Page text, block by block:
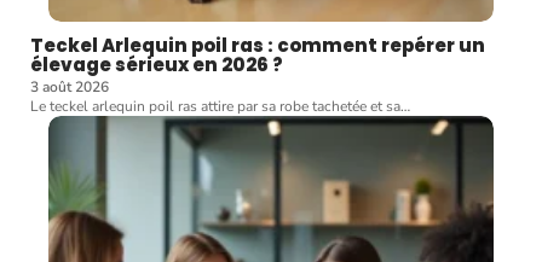
Teckel Arlequin poil ras : comment repérer un
élevage sérieux en 2026 ?
3 août 2026
Le teckel arlequin poil ras attire par sa robe tachetée et sa…